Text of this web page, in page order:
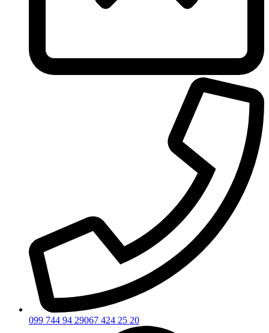
099 744 94 29067 424 25 20